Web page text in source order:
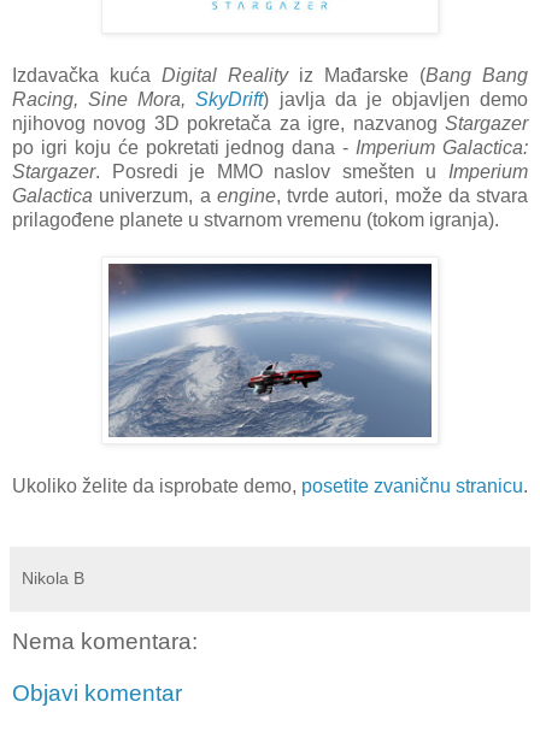
Izdavačka kuća Digital Realityiz Mađarske (Bang Bang
Racing, Sine Mora,SkyDrift) javlja da je objavljen demo
njihovog novog 3D pokretača za igre, nazvanog Stargazer
po igri koju će pokretati jednog dana - Imperium Galactica:
Stargazer. Posredi je MMO naslov smešten u Imperium
Galactica univerzum, a engine, tvrde autori, može da stvara
prilagođene planete u stvarnom vremenu (tokom igranja).
Ukoliko želite da isprobate demo, posetite zvaničnu stranicu.
Nikola B
Nema komentara:
Objavi komentar